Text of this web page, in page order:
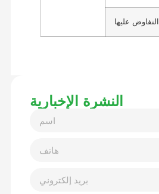
عليها
النشرة الإخبارية